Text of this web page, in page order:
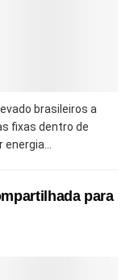
brasileiros a
fixas dentro de
para